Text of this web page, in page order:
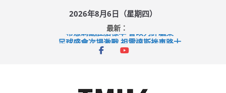
2026年8月6日（星期四）
最新：
希愈調亂胚胎樣本 警改列詐騙案
足球盛會次場激戰 祖雲達斯挫車路士
上半年純利大增七成 國泰：下半年油價續波動